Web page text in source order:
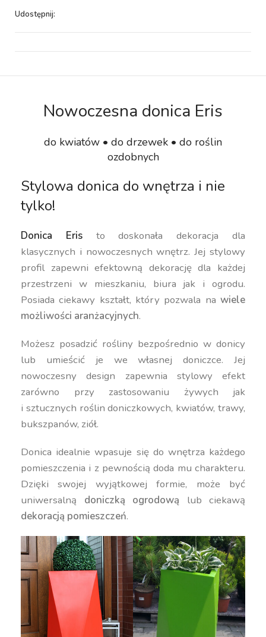
Udostępnij:
Nowoczesna donica Eris
do kwiatów • do drzewek • do roślin
ozdobnych
Stylowa donica do wnętrza i nie
tylko!
Donica Eris to doskonała dekoracja dla
klasycznych i nowoczesnych wnętrz. Jej stylowy
profil zapewni efektowną dekorację dla każdej
przestrzeni w mieszkaniu, biura jak i ogrodu.
Posiada ciekawy kształt, który pozwala na wiele
możliwości aranżacyjnych.
Możesz posadzić rośliny bezpośrednio w donicy
lub umieścić je we własnej doniczce. Jej
nowoczesny design zapewnia stylowy efekt
zarówno przy zastosowaniu żywych jak
i sztucznych roślin doniczkowych, kwiatów, trawy,
bukszpanów, ziół.
Donica idealnie wpasuje się do wnętrza każdego
pomieszczenia i z pewnością doda mu charakteru.
Dzięki swojej wyjątkowej formie, może być
uniwersalną doniczką ogrodową lub ciekawą
dekoracją pomieszczeń.